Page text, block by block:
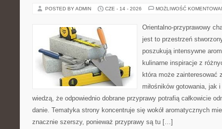
POSTED BY ADMIN CZE - 14 - 2026 MOŻLIWOŚĆ
Orientalno-przyprawowy
jest to przestrzeń
poszukują intensywne
kulinarne inspiracje z
która może zainteresować
miłośników gotowania, jak
wiedzą, że odpowiednio dobrane przyprawy potrafią całkowicie
danie. Tematyka strony koncentruje się wokół aromatycznych
znacznie szerszy, ponieważ przyprawy są tu […]